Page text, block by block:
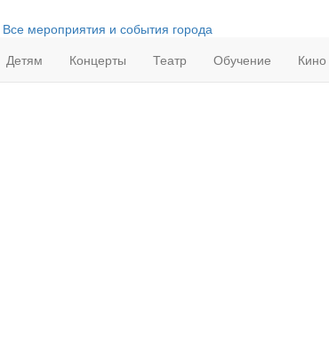
Все мероприятия и события города
Детям Концерты Театр Обучение Кино